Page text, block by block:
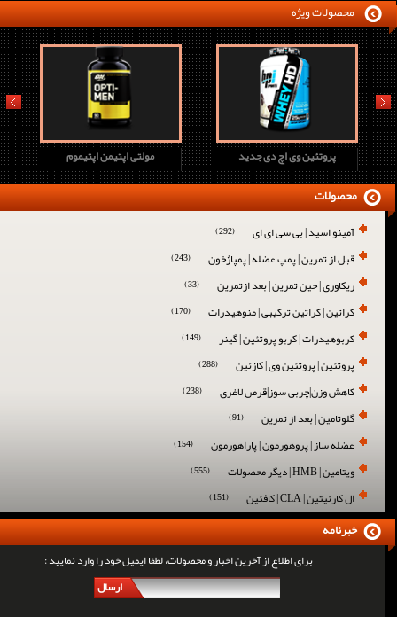
محصولات ویژه
مولتی اپتیمن اپتیموم پروتئین وی اچ دی جدید
prev next
آمینو اسید | بی سی ای ای (292)
قبل از تمرین | پمپ عضله | پمپاژخون (243)
ریکاوری | حین تمرین | بعد ازتمرین (33)
کراتین | کراتین ترکیبی | منوهیدرات (170)
کربوهیدرات | کربو پروتئین | گینر (149)
پروتئین | پروتئین وی | کازئین (288)
کاهش وزن|چربی سوز|قرص لاغری (238)
گلوتامین | بعد از تمرین (91)
عضله ساز | پروهورمون | پاراهورمون (154)
ویتامین | HMB | دیگر محصولات (555)
ال کارنیتین | CLA | کافئین (151)
محصولات
برای اطلاع از آخرین اخبار و محصولات، لطفا ایمیل خود را وارد نمایید :
ارسال
خبرنامه